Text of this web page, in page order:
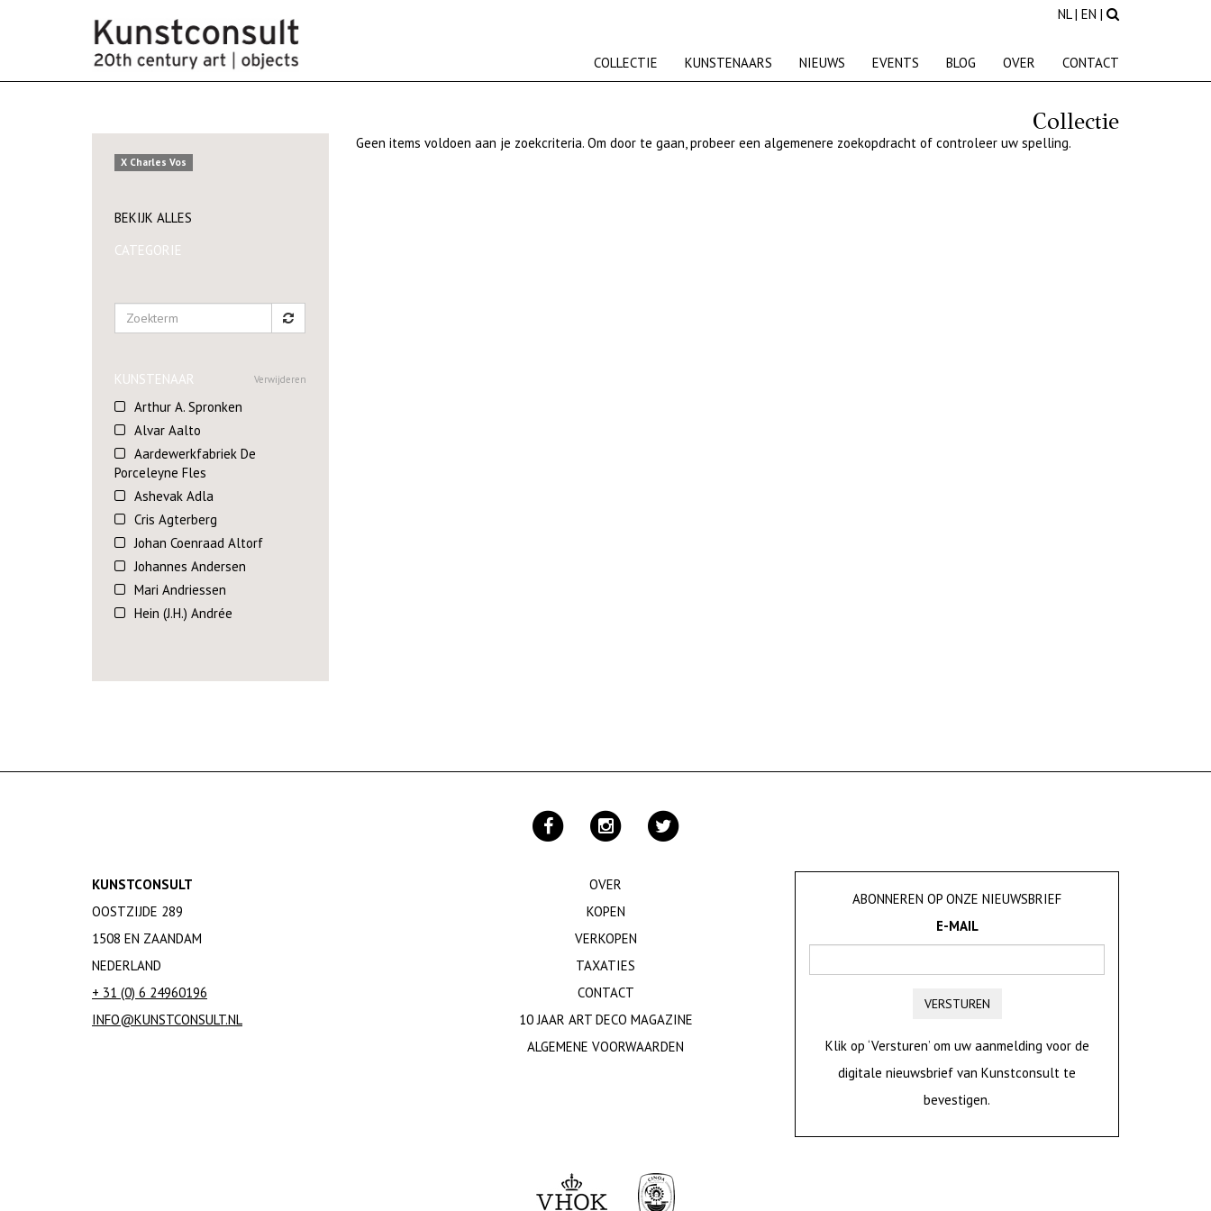
NL| EN |
COLLECTIE KUNSTENAARS NIEUWS EVENTS BLOG OVER CONTACT
Collectie
X Charles Vos
BEKIJK ALLES
CATEGORIE
KUNSTENAAR Verwijderen
Arthur A. Spronken
Alvar Aalto
Aardewerkfabriek De
Porceleyne Fles
Ashevak Adla
Cris Agterberg
Johan Coenraad Altorf
Johannes Andersen
Mari Andriessen
Hein (J.H.) Andrée
Tine Baanders
Barovier & Toso Barovier &
Hendrik Petrus (H.P.) Berlage
Pieter Den Besten
Louis Bogtman
Willem Bogtman
Wim Borst
Johannes Bosma
Geen items voldoen aan je zoekcriteria. Om door te gaan, probeer een algemenere zoekopdracht of controleer uw spelling.
KUNSTCONSULT
OOSTZIJDE 289
1508 EN ZAANDAM
NEDERLAND
+ 31 (0) 6 24960196
INFO@KUNSTCONSULT.NL
OVER
KOPEN
VERKOPEN
TAXATIES
CONTACT
10 JAAR ART DECO MAGAZINE
ALGEMENE VOORWAARDEN
ABONNEREN OP ONZE NIEUWSBRIEF
E-MAIL
VERSTUREN
Klik op ‘Versturen’ om uw aanmelding voor de
digitale nieuwsbrief van Kunstconsult te
bevestigen.